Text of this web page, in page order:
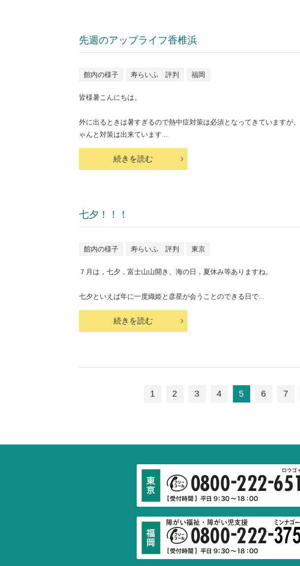
先週のアップライフ香椎浜
館内の様子 寿らいふ 評判 福岡
皆様暑こんにちは。
外に出るときは暑すぎるので熱中症対策は必須となってきていますが
ゃんと対策は出来ています...
続きを読む
七夕！！！
館内の様子 寿らいふ 評判 東京
７月は，七夕，富士山山開き、海の日，夏休み等ありますね。
七夕といえば年に一度織姫と彦星が会うことのできる日で...
続きを読む
1 2 3 4 5 6 7